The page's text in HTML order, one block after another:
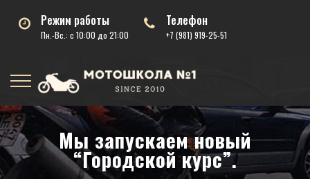
Режим работы
Пн.-Вс.: с 10:00 до 21:00
Телефон
+7 (981) 919-25-51
Мы запускаем новый
“Городской курс”.